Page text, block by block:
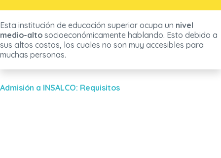
Esta institución de educación superior ocupa un nivel
medio-alto socioeconómicamente hablando. Esto debido a
sus altos costos, los cuales no son muy accesibles para
muchas personas.
Admisión a INSALCO: Requisitos